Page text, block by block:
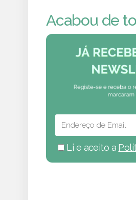
Acabou de
Li e aceito a